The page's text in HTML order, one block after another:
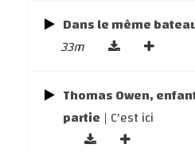
Dans le même
33m
Thomas Owen,
partie | C'est ici